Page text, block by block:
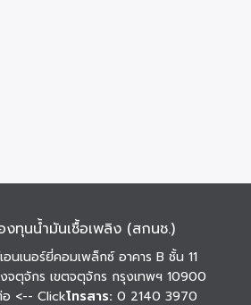
ทุนน้ำมันเชื้อเพลิง (สกนช.)
นเนอร์ยี่คอมเพล็กซ์ อาคาร B ชั้น 11
จตุจักร เขตจตุจักร กรุงเทพฯ 10900
<-- Clickโทรสาร: 0 2140 3970